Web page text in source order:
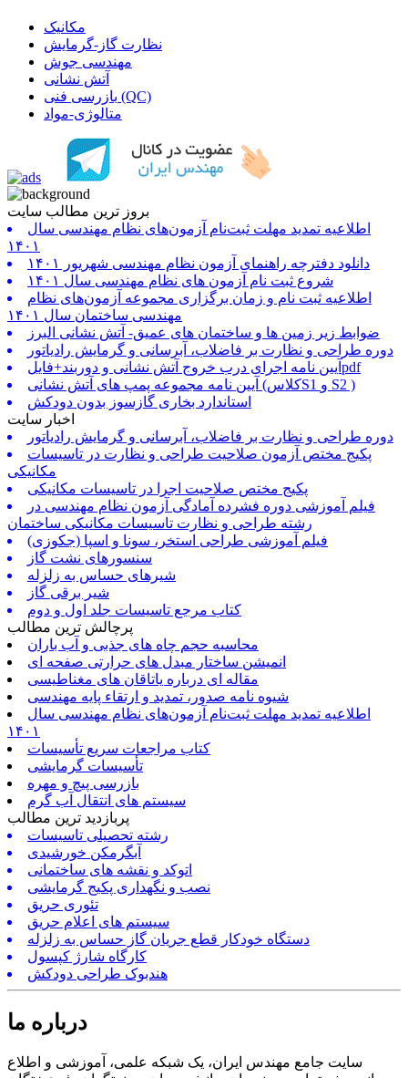
مکانیک
نظارت گاز-گرمایش
مهندسی جوش
آتش نشانی
بازرسی فنی (QC)
متالوژی-مواد
بروز ترین مطالب سایت
اطلاعیه تمدید مهلت ثبت‌نام آزمون‌های نظام مهندسی سال
۱۴۰۱
دانلود دفترچه راهنمای آزمون نظام مهندسی شهریور ۱۴۰۱
شروع ثبت نام آزمون های نظام مهندسی سال ۱۴۰۱
اطلاعیه ثبت نام و زمان برگزاری مجموعه آزمون‌های نظام
مهندسی ساختمان سال ۱۴۰۱
ضوابط زیر زمین ها و ساختمان های عمیق- آتش نشانی البرز
دوره طراحی و نظارت بر فاضلاب، آبرسانی و گرمایش رادیاتور
آیین نامه اجرای درب خروج آتش نشانی و دوربند+فایلpdf
آیین نامه مجموعه پمپ های آتش نشانی (کلاسS1 و S2 )
استاندارد بخاری گازسوز بدون دودکش
اخبار سایت
دوره طراحی و نظارت بر فاضلاب، آبرسانی و گرمایش رادیاتور
پکیج مختص آزمون صلاحیت طراحی و نظارت در تاسیسات
مکانیکی
پکیج مختص صلاحیت اجرا در تاسیسات مکانیکی
فیلم آموزشی دوره فشرده آمادگی آزمون نظام مهندسی در
رشته طراحی و نظارت تاسیسات مکانیکی ساختمان
فیلم آموزشی طراحی استخر، سونا و اسپا (جکوزی)
سنسورهای نشت گاز
شیرهای حساس به زلزله
شیر برقی گاز
کتاب مرجع تاسیسات جلد اول و دوم
پرچالش ترین مطالب
محاسبه حجم چاه های جذبی و آب باران
انمیشن ساختار مبدل های حرارتی صفحه ای
مقاله ای درباره یاتاقان های مغناطیسی
شیوه نامه صدور، تمدید و ارتقاء پایه مهندسی
اطلاعیه تمدید مهلت ثبت‌نام آزمون‌های نظام مهندسی سال
۱۴۰۱
کتاب مراجعات سریع تأسیسات
تأسیسات گرمایشی
بازرسی پیچ و مهره
سیستم های انتقال آب گرم
پربازدید ترین مطالب
رشته تحصیلی تاسیسات
آبگرمکن خورشیدی
اتوکد و نقشه های ساختمانی
نصب و نگهداری پکیج گرمایشی
تئوری حریق
سیستم های اعلام حریق
دستگاه خودکار قطع جریان گاز حساس به زلزله
کارگاه شارژ کپسول
هندبوک طراحی دودکش
درباره ما
سایت جامع مهندس ایران، یک شبکه علمی، آموزشی و اطلاع